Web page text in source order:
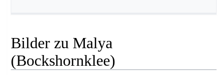
Bilder zu Malya
(Bockshornklee)